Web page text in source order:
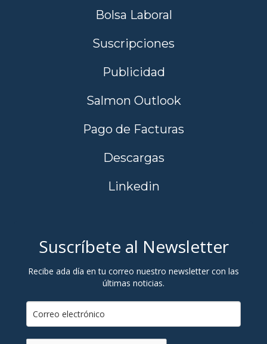
Bolsa Laboral
Suscripciones
Publicidad
Salmon Outlook
Pago de Facturas
Descargas
Linkedin
Suscríbete al Newsletter
Recibe ada día en tu correo nuestro newsletter con las
últimas noticias.